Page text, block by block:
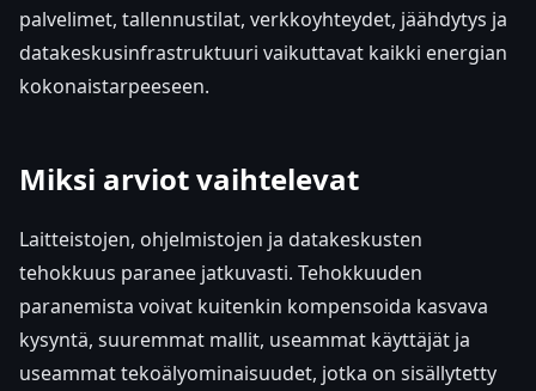
palvelimet, tallennustilat, verkkoyhteydet, jäähdytys ja
datakeskusinfrastruktuuri vaikuttavat kaikki energian
kokonaistarpeeseen.
Miksi arviot vaihtelevat
Laitteistojen, ohjelmistojen ja datakeskusten
tehokkuus paranee jatkuvasti. Tehokkuuden
paranemista voivat kuitenkin kompensoida kasvava
kysyntä, suuremmat mallit, useammat käyttäjät ja
useammat tekoälyominaisuudet, jotka on sisällytetty